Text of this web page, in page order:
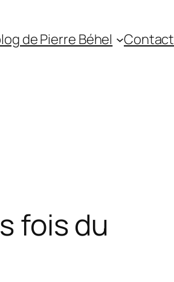
de Pierre Béhel Contact
fois du